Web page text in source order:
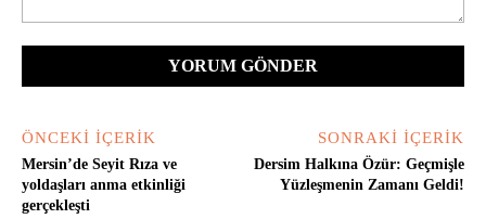
ÖNCEKI İÇERIK
Mersin’de Seyit Rıza ve
yoldaşları anma etkinliği
gerçekleşti
SONRAKI İÇERIK
Dersim Halkına Özür: Geçmişle
Yüzleşmenin Zamanı Geldi!